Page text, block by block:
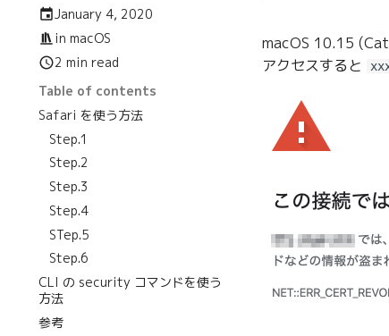
January 4, 2020
inmacOS
2 min read
Table of contents
Safari を使う方法
Step.1
Step.2
Step.3
Step.4
STep.5
Step.6
CLI の security コマンドを使う
方法
参考
macOS 10.15
アクセスすると